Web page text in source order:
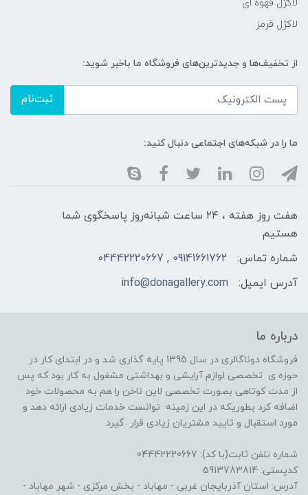
لاکژل قهوه ای
لاکژل قرمز
از تخفیف‌ها و جدیدترین‌های فروشگاه ما باخبر شوید:
ثبت‌نام
ما را در شبکه‌های اجتماعی دنبال کنید:
هفت روز هفته ، ۲۴ ساعت شبانه‌روز پاسخگوی شما
هستیم
شماره تماس:
09141661762 , 04442220667
آدرس ایمیل:
info@donagallery.com
درباره ما
فروشگاه دوناگالری در سال 1395 پایه گذاری شد و در ابتدای کار در
حوزه ی تخصصی لوازم آرایشی و بهداشتی مشغول به کار بود که پس
از مدت کوتاهی بصورت تخصصی لاین ناخن را هم به محصولات خود
اضافه کرد بطوریکه در این زمینه توانست خدمات زیادی ارائه دهد و
مورد استقبال و تایید مشتریان زیادی قرار گیرد
شماره تلفن ثابت(با کد): 04442220667
کدپستی: 5913783814
آدرس: استان آذربایجان غربی - مهاباد - بخش مرکزی - شهر مهاباد -